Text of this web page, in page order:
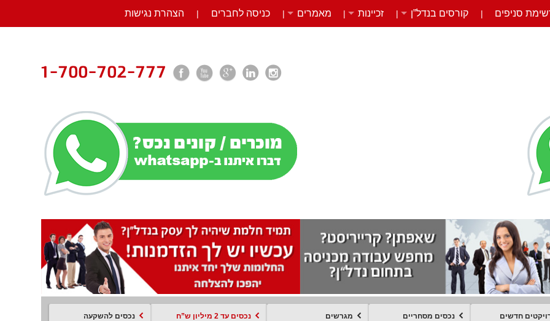
סניפים | קורסים בנדל”ן | זכיינות | מאמרים | כניסה לחברים | הצהרת נגישות
חדשים נכסים מסחריים מגרשים נכסים עד 2 מיליון ש”ח נכסים להשקעה